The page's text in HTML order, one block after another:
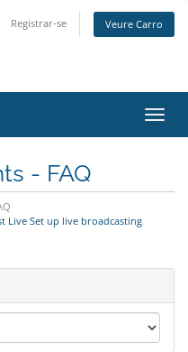
Registrar-se Veure Carro
- FAQ
Live Set up live broadcasting